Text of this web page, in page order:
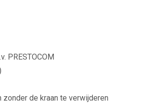
PRESTOCOM
de kraan te verwijderen